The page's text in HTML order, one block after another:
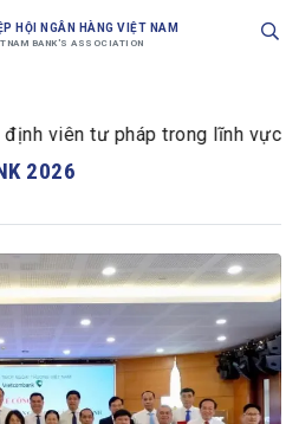
HỘI NGÂN HÀNG VIỆT NAM
BANK'S ASSOCIATION
viên tư pháp trong lĩnh vực
2026